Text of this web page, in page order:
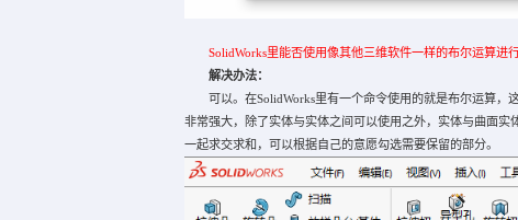
SolidWorks里能否使用像其他三维软件一样的布尔运算进
解决办法：
可以。在SolidWorks里有一个命令使用的就是布尔运算，
非常强大，除了实体与实体之间可以使用之外，实体与曲面
一起求交求和，可以根据自己的意愿勾选需要保留的部分。